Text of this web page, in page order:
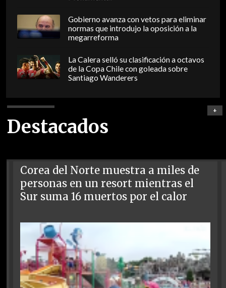
Gobierno avanza con vetos para eliminar
normas que introdujo la oposición a la
megarreforma
La Calera selló su clasificación a octavos
de la Copa Chile con goleada sobre
Santiago Wanderers
Destacados
+
Corea del Norte muestra a miles de
personas en un resort mientras el
Sur suma 16 muertos por el calor